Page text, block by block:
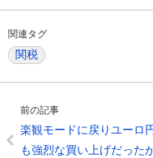
関連タグ
関税
前の記事
楽観モードに戻りユーロ
も強烈な買い上げだったが